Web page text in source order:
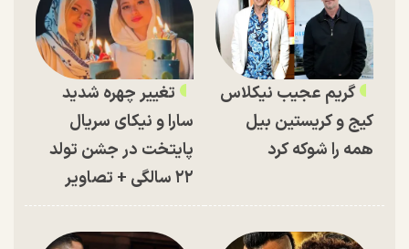
گریم عجیب نیکلاس
کیج و کریستین بیل
همه را شوکه کرد
تغییر چهره شدید
سارا و نیکای سریال
پایتخت در جشن تولد
۲۲ سالگی + تصاویر